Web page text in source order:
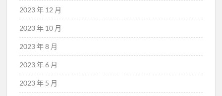
2023 年 12 月
2023 年 10 月
2023 年 8 月
2023 年 6 月
2023 年 5 月